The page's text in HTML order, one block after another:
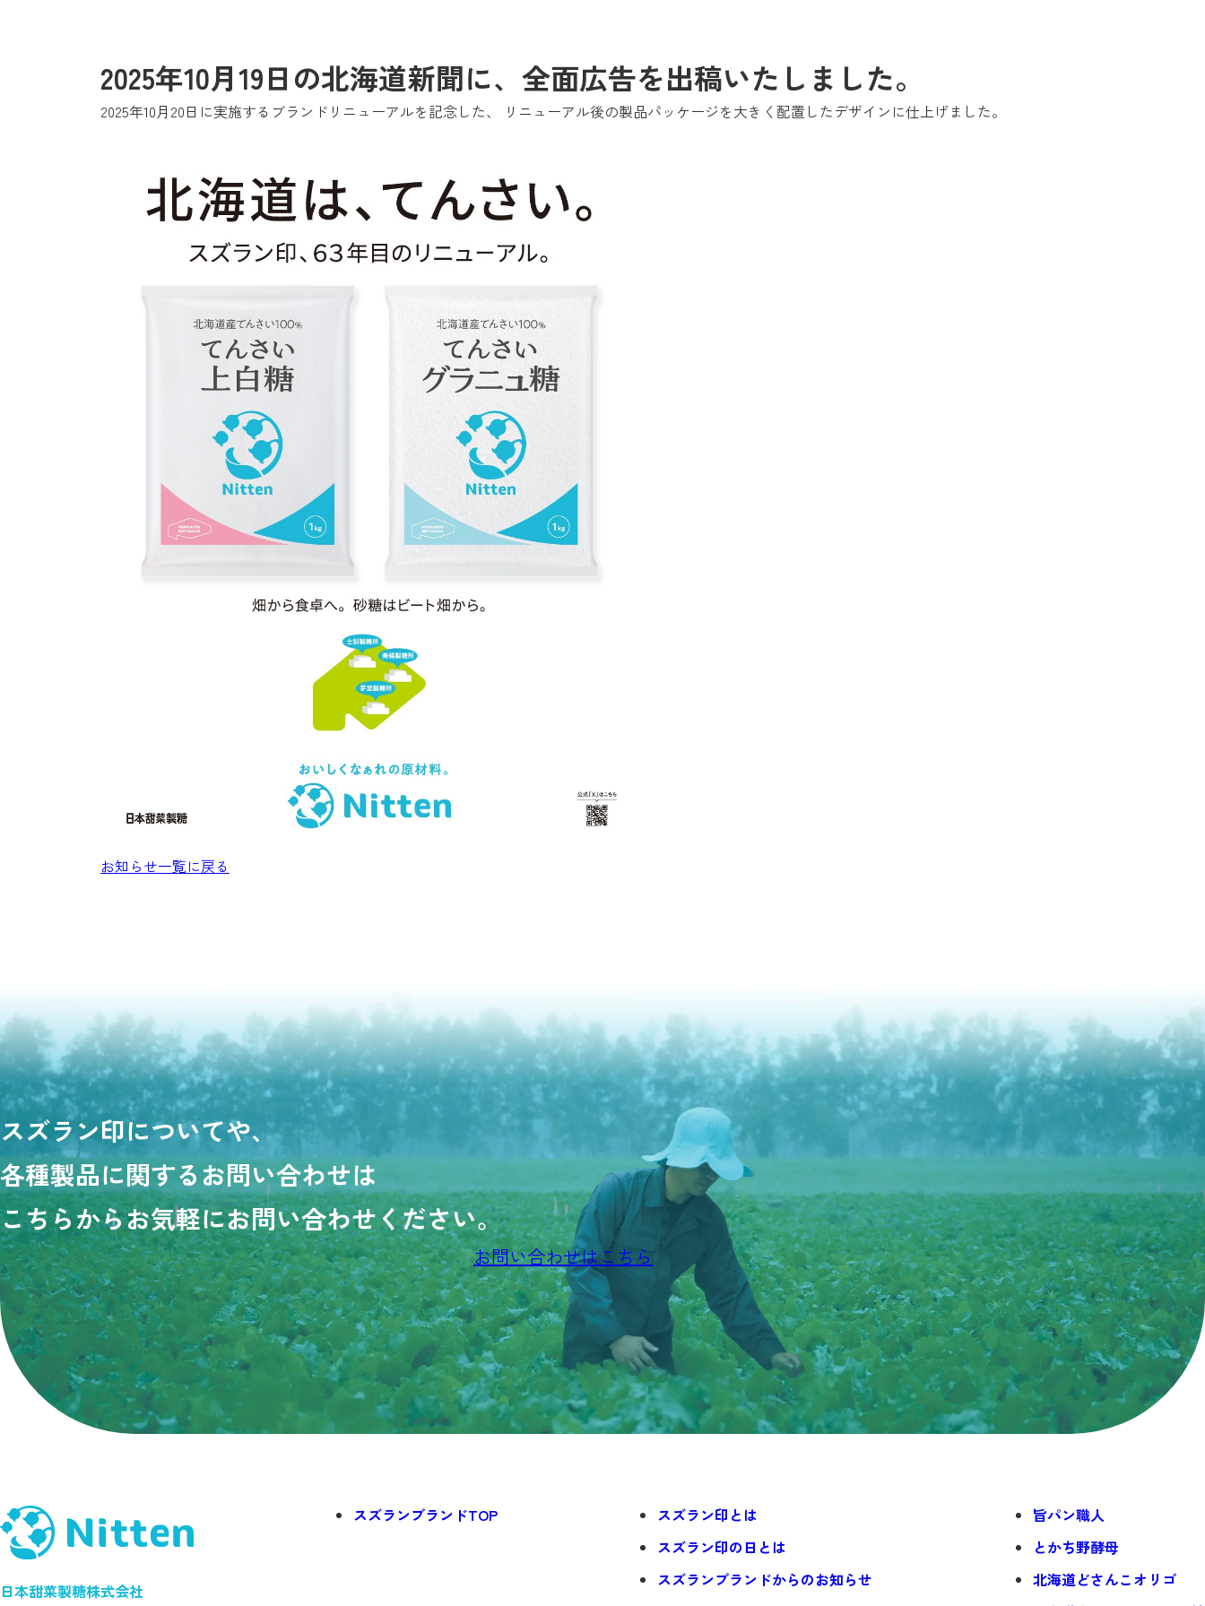
2025年10月19日の北海道新聞に、全面広告を出稿いたしました。
2025年10月20日に実施するブランドリニューアルを記念した、 リニューアル後の製品パッケージを大きく配置したデザインに仕上げました。
お知らせ一覧に戻る
スズラン印についてや、
各種製品に関するお問い合わせは
こちらからお気軽にお問い合わせください。
お問い合わせはこちら
日本甜菜製糖株式会社
スズランブランドTOP
スズラン印とは
スズラン印の日とは
スズランブランドからのお知らせ
旨パン職人
とかち野酵母
北海道どさんこオリゴ